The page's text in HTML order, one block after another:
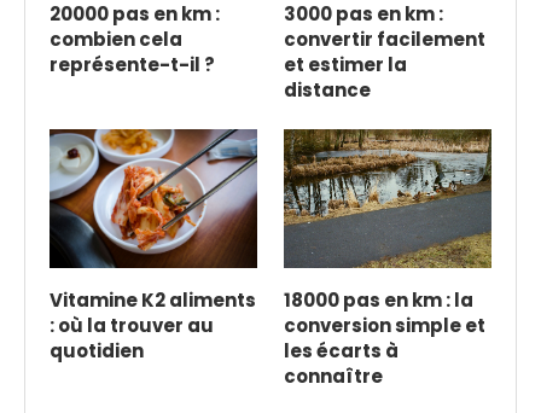
20000 pas en km :
combien cela
représente-t-il ?
3000 pas en km :
convertir facilement
et estimer la
distance
Vitamine K2 aliments
: où la trouver au
quotidien
18000 pas en km : la
conversion simple et
les écarts à
connaître